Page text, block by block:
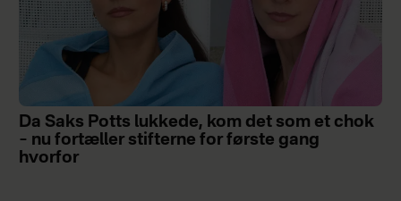
Da Saks Potts lukkede, kom det som et chok
– nu fortæller stifterne for første gang
hvorfor